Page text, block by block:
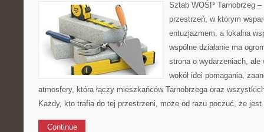
Sztab WOŚP Tarnobrzeg
przestrzeń, w którym
entuzjazmem, a lokalna
wspólne działanie ma
strona o wydarzeniach,
wokół idei pomagania,
atmosfery, która łączy mieszkańców Tarnobrzega oraz
Każdy, kto trafia do tej przestrzeni, może od razu poczuć, że
Continue